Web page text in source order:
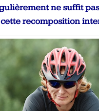
ne suffit
recomposition